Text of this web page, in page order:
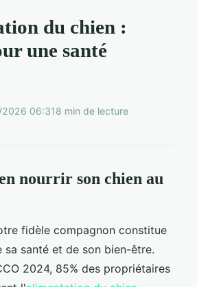
du chien :
une santé
06:318 min de lecture
nourrir son chien au
fidèle compagnon constitue
sa santé et de son bien-être.
2024, 85% des propriétaires